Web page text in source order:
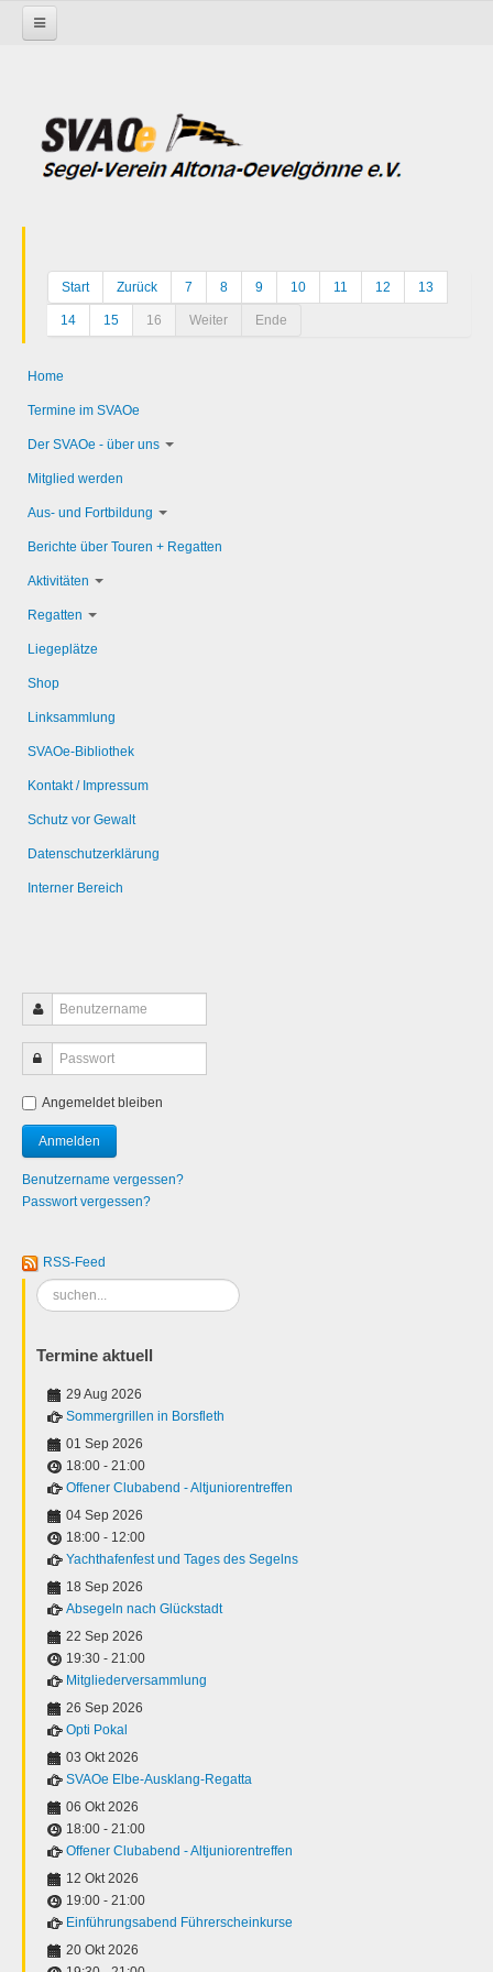
Start Zurück 7 8 9 10 11 12 13
14 15 16 Weiter Ende
Home
Termine im SVAOe
Der SVAOe - über uns
Mitglied werden
Aus- und Fortbildung
Berichte über Touren + Regatten
Aktivitäten
Regatten
Liegeplätze
Shop
Linksammlung
SVAOe-Bibliothek
Kontakt / Impressum
Schutz vor Gewalt
Datenschutzerklärung
Interner Bereich
Angemeldet bleiben
Benutzername vergessen?
Passwort vergessen?
RSS-Feed
Suchen
...
Termine aktuell
29 Aug 2026
Sommergrillen in Borsfleth
01 Sep 2026
18:00 - 21:00
Offener Clubabend - Altjuniorentreffen
04 Sep 2026
18:00 - 12:00
Yachthafenfest und Tages des Segelns
18 Sep 2026
Absegeln nach Glückstadt
22 Sep 2026
19:30 - 21:00
Mitgliederversammlung
26 Sep 2026
Opti Pokal
03 Okt 2026
SVAOe Elbe-Ausklang-Regatta
06 Okt 2026
18:00 - 21:00
Offener Clubabend - Altjuniorentreffen
12 Okt 2026
19:00 - 21:00
Einführungsabend Führerscheinkurse
20 Okt 2026